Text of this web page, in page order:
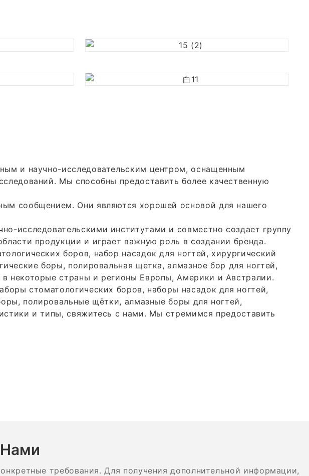
и научно-исследовательским центром, оснащенным
Мы способны предоставить более качественную
сообщением. Они являются хорошей основой для нашего
исследовательскими институтами и совместно создает группу
продукции и играет важную роль в создании бренда.
боров, набор насадок для ногтей, хирургический
боры, полировальная щетка, алмазное бор для ногтей,
некоторые страны и регионы Европы, Америки и Австралии.
стоматологических боров, наборы насадок для ногтей,
полировальные щётки, алмазные боры для ногтей,
и типы, свяжитесь с нами. Мы стремимся предоставить
требования. Для получения дополнительной информации,